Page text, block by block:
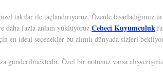
takılar ile taçlandırıyoruz. Özenle
daha fazla anlam yüklüyoruz.Cebeci Kuyumculuk
en ideal seçenekler bu alımlı dünyada sizleri
gönderilmektedir. Özel bir notunuz varsa